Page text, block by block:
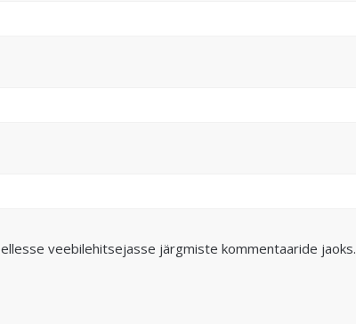
veebilehitsejasse järgmiste kommentaaride jaoks.